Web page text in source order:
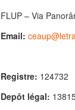
FLUP – Via
Email:
Registre: 124732
Depôt légal: